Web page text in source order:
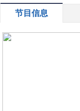
节目信息